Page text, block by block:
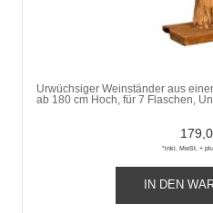
Urwüchsiger Weinständer aus
ab 180 cm Hoch, für 7 Flaschen,
*inkl. MwSt. +
IN DEN